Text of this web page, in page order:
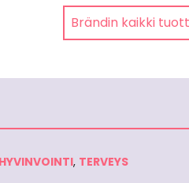
Brändin kaikki
, TERVEYS